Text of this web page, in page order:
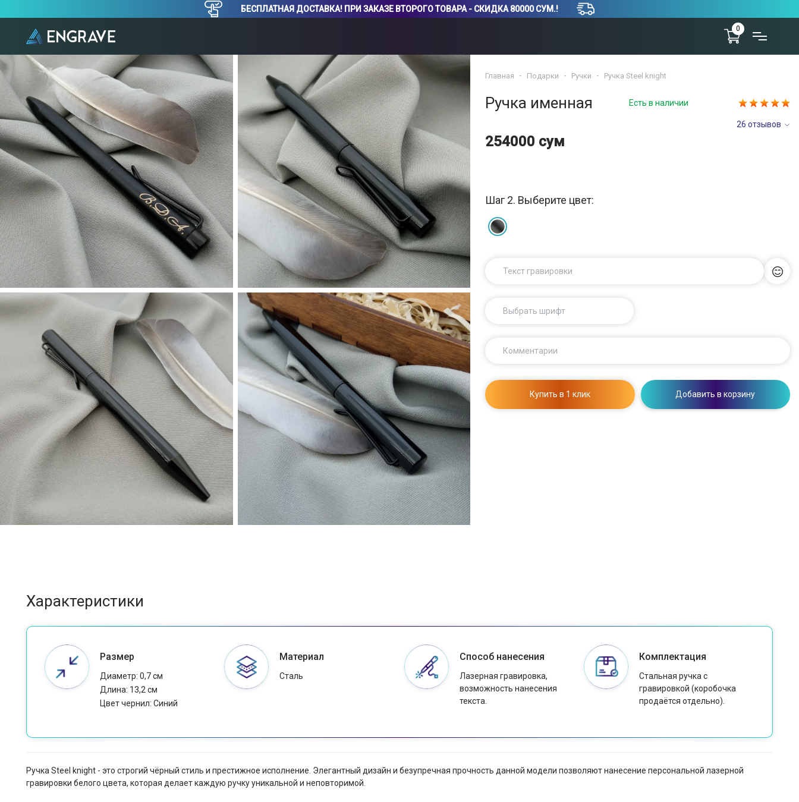
БЕСПЛАТНАЯ ДОСТАВКА! ПРИ ЗАКАЗЕ ВТОРОГО ТОВАРА - СКИДКА 80000 СУМ.!
0
Главная Подарки Ручки Ручка Steel knight
Ручка именная Есть в наличии
26 отзывов
254000 сум
Шаг 2. Выберите цвет:
Текст гравировки
Выбрать шрифт
Комментарии
Купить в 1 клик Добавить в корзину
Характеристики
Размер
Диаметр: 0,7 см
Длина: 13,2 см
Цвет чернил: Cиний
Материал
Сталь
Способ нанесения
Лазерная гравировка,
возможность нанесения
текста.
Комплектация
Стальная ручка с
гравировкой (коробочка
продаётся отдельно).
Ручка Steel knight - это строгий чёрный стиль и престижное исполнение. Элегантный дизайн и безупречная прочность данной модели позволяют нанесение персональной лазерной
гравировки белого цвета, которая делает каждую ручку уникальной и неповторимой.